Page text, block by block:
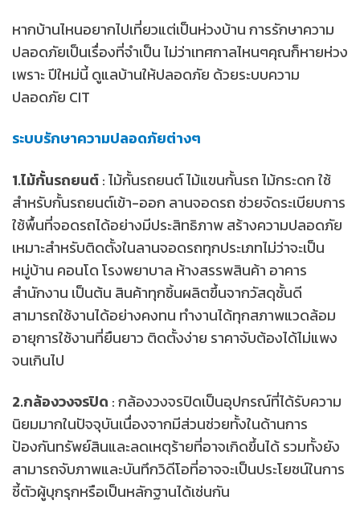
หากบ้านไหนอยากไปเที่ยวแต่เป็นห่วงบ้าน การรักษาความ
ปลอดภัยเป็นเรื่องที่จำเป็น ไม่ว่าเทศกาลไหนๆคุณก็หายห่วง
เพราะ ปีใหม่นี้ ดูแลบ้านให้ปลอดภัย ด้วยระบบความ
ปลอดภัย CIT
ระบบรักษาความปลอดภัยต่างๆ
1.ไม้กั้นรถยนต์: ไม้กั้นรถยนต์ ไม้แขนกั้นรถ ไม้กระดก ใช้
สำหรับกั้นรถยนต์เข้า-ออก ลานจอดรถ ช่วยจัดระเบียบการ
ใช้พื้นที่จอดรถได้อย่างมีประสิทธิภาพ สร้างความปลอดภัย
เหมาะสำหรับติดตั้งในลานจอดรถทุกประเภทไม่ว่าจะเป็น
หมู่บ้าน คอนโด โรงพยาบาล ห้างสรรพสินค้า อาคาร
สำนักงาน เป็นต้น สินค้าทุกชิ้นผลิตขึ้นจากวัสดุชั้นดี
สามารถใช้งานได้อย่างคงทน ทำงานได้ทุกสภาพแวดล้อม
อายุการใช้งานที่ยืนยาว ติดตั้งง่าย ราคาจับต้องได้ไม่แพง
จนเกินไป
2.กล้องวงจรปิด : กล้องวงจรปิดเป็นอุปกรณ์ที่ได้รับความ
นิยมมากในปัจจุบันเนื่องจากมีส่วนช่วยทั้งในด้านการ
ป้องกันทรัพย์สินและลดเหตุร้ายที่อาจเกิดขึ้นได้ รวมทั้งยัง
สามารถจับภาพและบันทึกวิดีโอที่อาจจะเป็นประโยชน์ในการ
ชี้ตัวผู้บุกรุกหรือเป็นหลักฐานได้เช่นกัน